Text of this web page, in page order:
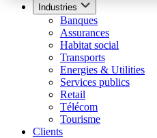
Industries
Banques
Assurances
Habitat social
Transports
Energies & Utilities
Services publics
Retail
Télécom
Tourisme
Clients